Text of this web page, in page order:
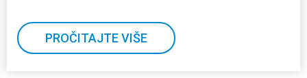
PROČITAJTE VIŠE